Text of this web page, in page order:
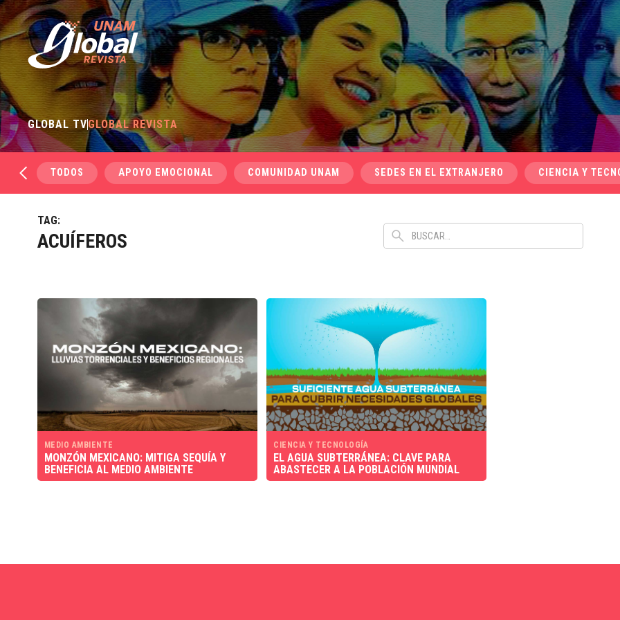
GLOBAL TVGLOBAL REVISTA
TODOS APOYO EMOCIONAL COMUNIDAD UNAM SEDES EN EL EXTRANJERO CIENCIA Y
TAG:
ACUÍFEROS
MEDIO AMBIENTE
MONZÓN MEXICANO: MITIGA SEQUÍA Y
BENEFICIA AL MEDIO AMBIENTE
CIENCIA Y TECNOLOGÍA
EL AGUA SUBTERRÁNEA: CLAVE PARA
ABASTECER A LA POBLACIÓN MUNDIAL